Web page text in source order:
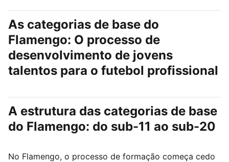
As categorias de base do
Flamengo: O processo de
desenvolvimento de jovens
talentos para o futebol profissional
A estrutura das categorias de base
do Flamengo: do sub-11 ao sub-20
No Flamengo, o processo de formação começa cedo